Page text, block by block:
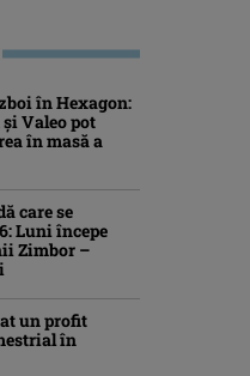
în Hexagon:
Valeo pot
în masă a
care se
Luni începe
Zimbor –
un profit
în